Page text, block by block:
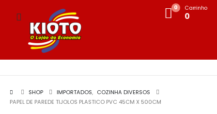
0 Carrinho
0
SHOP IMPORTADOS, COZINHA DIVERSOS
PAPEL DE PAREDE TIJOLOS PLASTICO PVC 45CM X 500CM